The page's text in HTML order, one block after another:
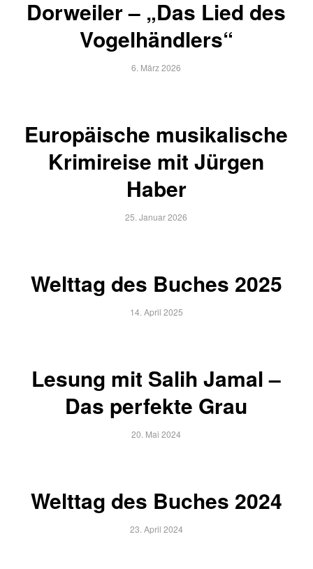
Dorweiler – „Das Lied des
Vogelhändlers“
6. März 2026
Europäische musikalische
Krimireise mit Jürgen
Haber
25. Januar 2026
Welttag des Buches 2025
14. April 2025
Lesung mit Salih Jamal –
Das perfekte Grau
20. Mai 2024
Welttag des Buches 2024
23. April 2024